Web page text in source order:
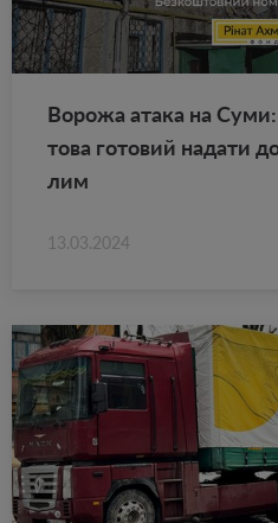
Во­ро­жа атака на
то­ва го­то­вий на­да­ти
лим
13.03.2024